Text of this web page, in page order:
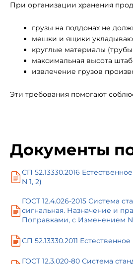
При организации хранения
грузы на поддонах не
мешки и ящики
круглые материалы
максимальная высота
извлечение грузов
Эти требования помогают
Документы
СП 52.13330.2016
N 1, 2)
ГОСТ 12.4.026-2015 Система
сигнальная. Назначение и
Поправками, с Изменением N
СП 52.13330.2011
ГОСТ 12.3.020-80 Система